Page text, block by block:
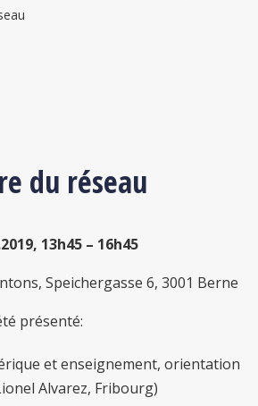
du réseau
13h45 – 16h45
Speichergasse 6, 3001 Berne
présenté:
et enseignement, orientation
Alvarez, Fribourg)